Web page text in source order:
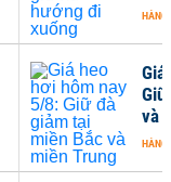
HÀNG
và
HÀNG